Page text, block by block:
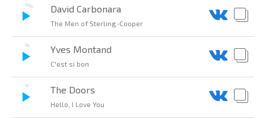
David Carbonara
The Men of Sterling-Cooper
Yves Montand
C'est si bon
The Doors
Hello, I Love You